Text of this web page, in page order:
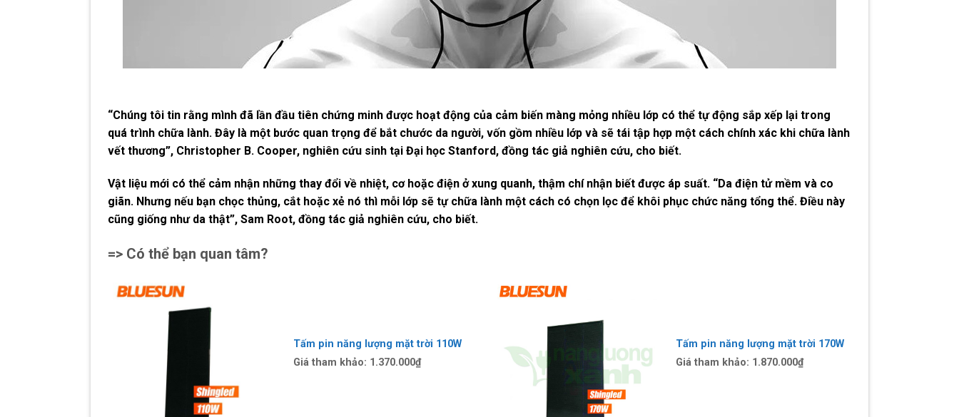
“Chúng tôi tin rằng mình đã lần đầu tiên chứng minh được hoạt động của cảm biến màng mỏng nhiều lớp có thể tự động sắp xếp lại trong
quá trình chữa lành. Đây là một bước quan trọng để bắt chước da người, vốn gồm nhiều lớp và sẽ tái tập hợp một cách chính xác khi chữa lành
vết thương”, Christopher B. Cooper, nghiên cứu sinh tại Đại học Stanford, đồng tác giả nghiên cứu, cho biết.
Vật liệu mới có thể cảm nhận những thay đổi về nhiệt, cơ hoặc điện ở xung quanh, thậm chí nhận biết được áp suất. “Da điện tử mềm và co
giãn. Nhưng nếu bạn chọc thủng, cắt hoặc xẻ nó thì mỗi lớp sẽ tự chữa lành một cách có chọn lọc để khôi phục chức năng tổng thể. Điều này
cũng giống như da thật”, Sam Root, đồng tác giả nghiên cứu, cho biết.
=> Có thể bạn quan tâm?
Tấm pin năng lượng mặt trời 110W
Giá tham khảo: 1.370.000₫
Tấm pin năng lượng mặt trời 170W
Giá tham khảo: 1.870.000₫